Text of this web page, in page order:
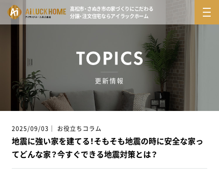
高松市・さぬき市の家づくりにこだわる
分譲・注文住宅ならアイラックホーム
更新情報
2025/09/03｜ お役立ちコラム
地震に強い家を建てる！そもそも地震の時に安全な家っ
てどんな家？今すぐできる地震対策とは？